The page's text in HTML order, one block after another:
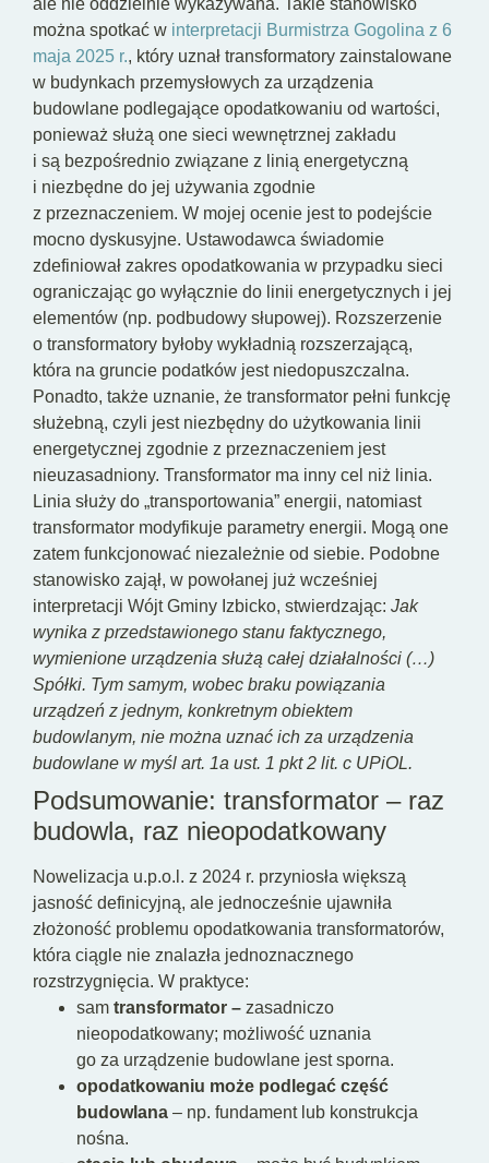
ale nie oddzielnie wykazywana. Takie stanowisko
można spotkać w interpretacji Burmistrza Gogolina z 6
maja 2025 r., który uznał transformatory zainstalowane
w budynkach przemysłowych za urządzenia
budowlane podlegające opodatkowaniu od wartości,
ponieważ służą one sieci wewnętrznej zakładu
i są bezpośrednio związane z linią energetyczną
i niezbędne do jej używania zgodnie
z przeznaczeniem. W mojej ocenie jest to podejście
mocno dyskusyjne. Ustawodawca świadomie
zdefiniował zakres opodatkowania w przypadku sieci
ograniczając go wyłącznie do linii energetycznych i jej
elementów (np. podbudowy słupowej). Rozszerzenie
o transformatory byłoby wykładnią rozszerzającą,
która na gruncie podatków jest niedopuszczalna.
Ponadto, także uznanie, że transformator pełni funkcję
służebną, czyli jest niezbędny do użytkowania linii
energetycznej zgodnie z przeznaczeniem jest
nieuzasadniony. Transformator ma inny cel niż linia.
Linia służy do „transportowania” energii, natomiast
transformator modyfikuje parametry energii. Mogą one
zatem funkcjonować niezależnie od siebie. Podobne
stanowisko zajął, w powołanej już wcześniej
interpretacji Wójt Gminy Izbicko, stwierdzając: Jak
wynika z przedstawionego stanu faktycznego,
wymienione urządzenia służą całej działalności (…)
Spółki. Tym samym, wobec braku powiązania
urządzeń z jednym, konkretnym obiektem
budowlanym, nie można uznać ich za urządzenia
budowlane w myśl art. 1a ust. 1 pkt 2 lit. c UPiOL.
Podsumowanie: transformator – raz
budowla, raz nieopodatkowany
Nowelizacja u.p.o.l. z 2024 r. przyniosła większą
jasność definicyjną, ale jednocześnie ujawniła
złożoność problemu opodatkowania transformatorów,
która ciągle nie znalazła jednoznacznego
rozstrzygnięcia. W praktyce:
sam transformator – zasadniczo
nieopodatkowany; możliwość uznania
go za urządzenie budowlane jest sporna.
opodatkowaniu może podlegać część
budowlana – np. fundament lub konstrukcja
nośna.